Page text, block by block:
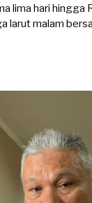
lima hari
larut malam